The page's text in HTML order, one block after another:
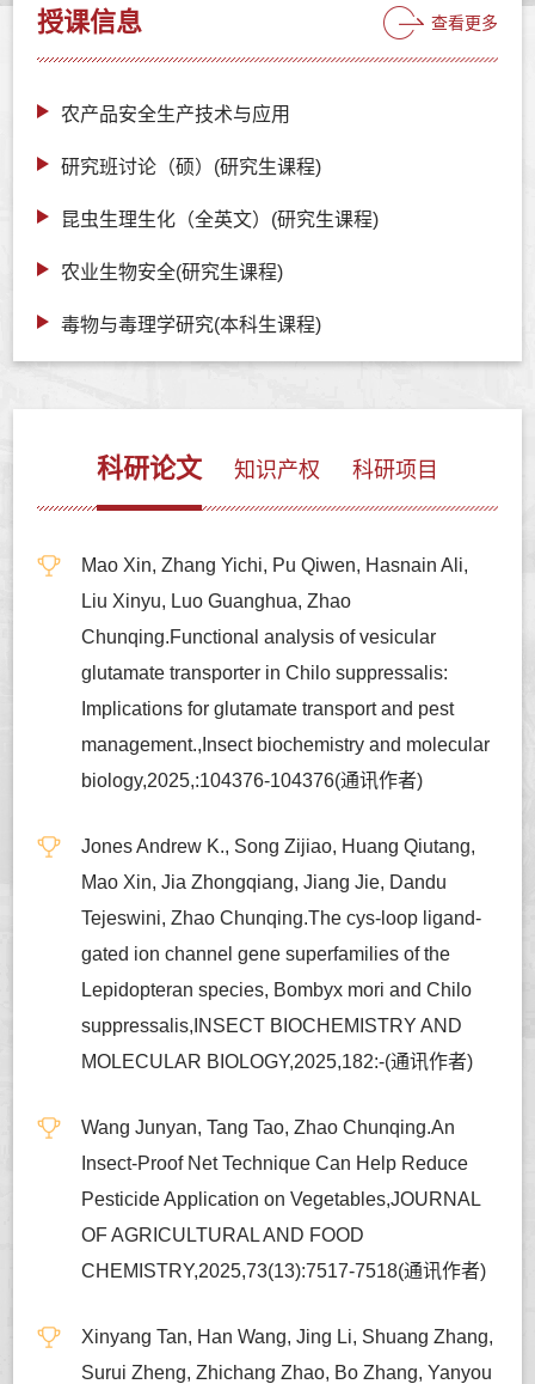
授课信息 查看更多
农产品安全生产技术与应用
研究班讨论（硕）(研究生课程)
昆虫生理生化（全英文）(研究生课程)
农业生物安全(研究生课程)
毒物与毒理学研究(本科生课程)
科研论文 知识产权 科研项目
Mao Xin, Zhang Yichi, Pu Qiwen, Hasnain Ali,
Liu Xinyu, Luo Guanghua, Zhao
Chunqing.Functional analysis of vesicular
glutamate transporter in Chilo suppressalis:
Implications for glutamate transport and pest
management.,Insect biochemistry and molecular
biology,2025,:104376-104376(通讯作者)
Jones Andrew K., Song Zijiao, Huang Qiutang,
Mao Xin, Jia Zhongqiang, Jiang Jie, Dandu
Tejeswini, Zhao Chunqing.The cys-loop ligand-
gated ion channel gene superfamilies of the
Lepidopteran species, Bombyx mori and Chilo
suppressalis,INSECT BIOCHEMISTRY AND
MOLECULAR BIOLOGY,2025,182:-(通讯作者)
Wang Junyan, Tang Tao, Zhao Chunqing.An
Insect-Proof Net Technique Can Help Reduce
Pesticide Application on Vegetables,JOURNAL
OF AGRICULTURAL AND FOOD
CHEMISTRY,2025,73(13):7517-7518(通讯作者)
Xinyang Tan, Han Wang, Jing Li, Shuang Zhang,
Surui Zheng, Zhichang Zhao, Bo Zhang, Yanyou